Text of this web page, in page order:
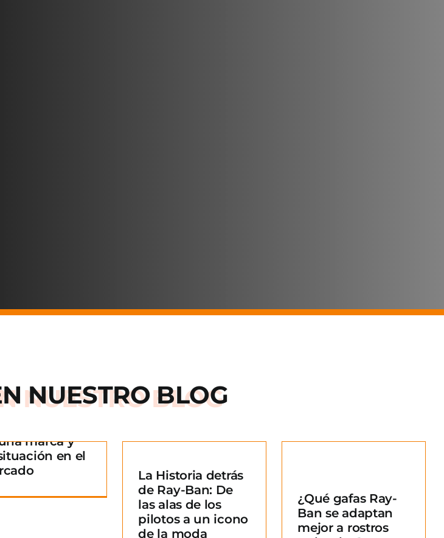
NUESTRO BLOG
marca y
en el
La Historia detrás
Ray-Ban: De las
La Historia detrás
de Ray-Ban: De
las alas de los
pilotos a un icono
de la moda
¿Qué gafas Ray-
Ban se adaptan
mejor a rostros
redondos?
¿Qué gafas Ray-
Ban se adaptan
mejor a rostros